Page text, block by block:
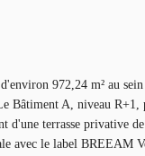
972,24 m² au
Bâtiment A, niveau
d'une terrasse
avec le label